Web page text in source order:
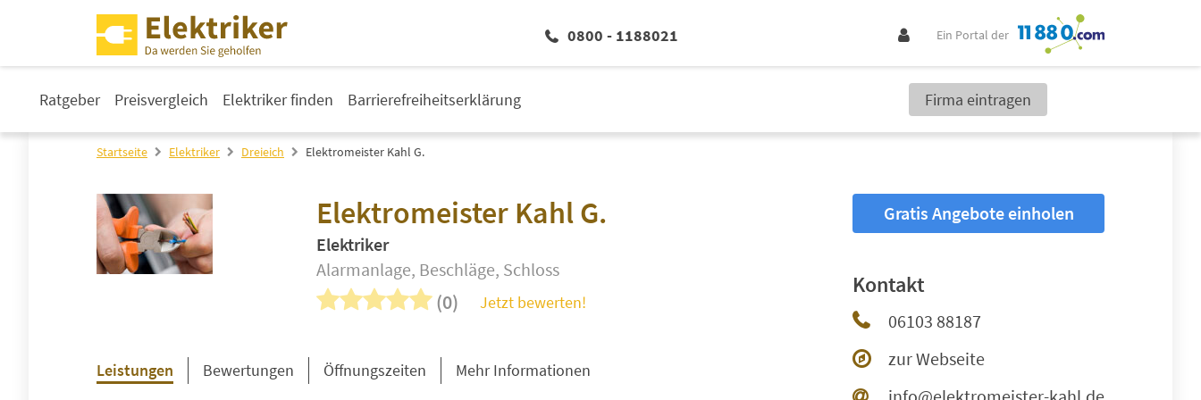
0800 - 1188021 Ein Portal der
Ratgeber Preisvergleich Elektriker finden Barrierefreiheitserklärung Firma eintragen
Startseite Elektriker Dreieich Elektromeister Kahl G.
Elektromeister Kahl G.
Elektriker
Alarmanlage, Beschläge, Schloss
(0) Jetzt bewerten!
Leistungen Bewertungen Öffnungszeiten Mehr Informationen
Gratis Angebote einholen
Kontakt
06103 88187
zur Webseite